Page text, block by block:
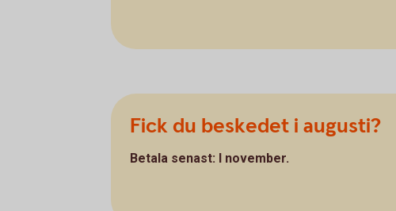
Fick du beskedet i augusti?
Betala senast: I november.